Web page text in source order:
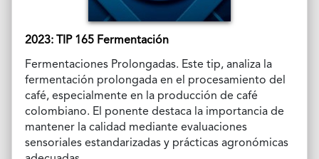
2023: TIP 165 Fermentación
Fermentaciones Prolongadas. Este tip, analiza la
fermentación prolongada en el procesamiento del
café, especialmente en la producción de café
colombiano. El ponente destaca la importancia de
mantener la calidad mediante evaluaciones
sensoriales estandarizadas y prácticas agronómicas